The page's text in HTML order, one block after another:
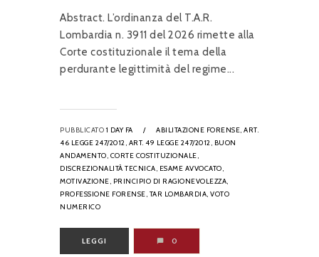
Abstract. L’ordinanza del T.A.R.
Lombardia n. 3911 del 2026 rimette alla
Corte costituzionale il tema della
perdurante legittimità del regime...
PUBBLICATO 1 DAY FA / ABILITAZIONE FORENSE, ART.
46 LEGGE 247/2012, ART. 49 LEGGE 247/2012, BUON
ANDAMENTO, CORTE COSTITUZIONALE,
DISCREZIONALITÀ TECNICA, ESAME AVVOCATO,
MOTIVAZIONE, PRINCIPIO DI RAGIONEVOLEZZA,
PROFESSIONE FORENSE, TAR LOMBARDIA, VOTO
NUMERICO
LEGGI 0